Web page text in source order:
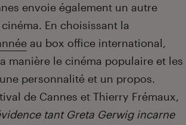
envoie également un autre
En choisissant la
au box office international,
manière le cinéma populaire et les
personnalité et un propos.
de Cannes et Thierry Frémaux,
tant Greta Gerwig incarne